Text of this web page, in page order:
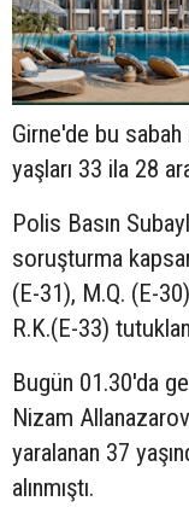
Girne'de bu
yaşları 33 ila 28
Polis Basın
soruşturma
(E-31), M.Q. (E-
R.K.(E-33)
Bugün 01.30'da
Nizam
yaralanan 37
alınmıştı.